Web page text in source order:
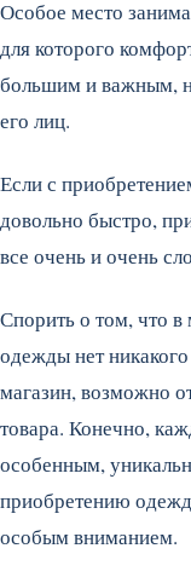
Особое место
для которого
большим и важным,
его лиц.
Если с
довольно быстро,
все очень и очень
Спорить о том, что в
одежды нет
магазин, возможно
товара. Конечно,
особенным,
приобретению
особым вниманием.